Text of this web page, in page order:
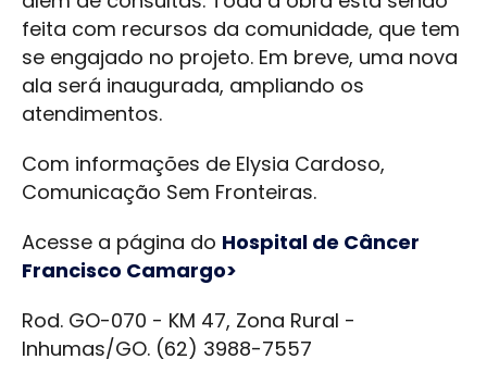
feita com recursos da comunidade, que tem
se engajado no projeto. Em breve, uma nova
ala será inaugurada, ampliando os
atendimentos.
Com informações de Elysia Cardoso,
Comunicação Sem Fronteiras.
Acesse a página do Hospital de Câncer
Francisco Camargo>
Rod. GO-070 - KM 47, Zona Rural -
Inhumas/GO. (62) 3988-7557